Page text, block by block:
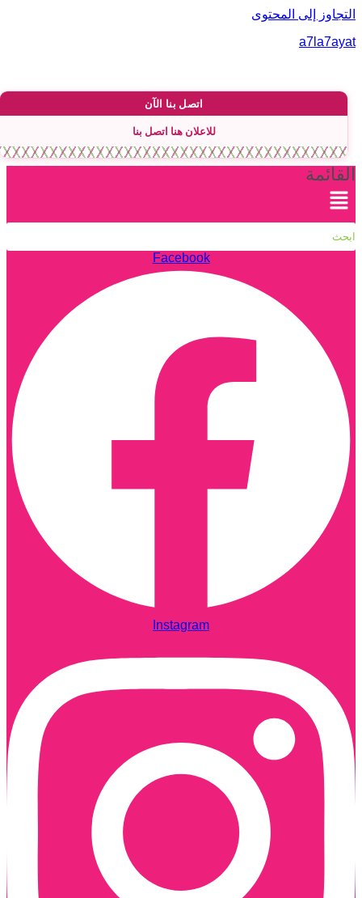
إلى المحتوى
اتصل بنا الآن
للاعلان هنا اتصل بنا
Facebook
Instagram